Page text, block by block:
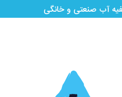
آب صنعتی و خانگی